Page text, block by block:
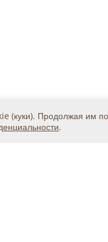
(куки). Продолжая им
.